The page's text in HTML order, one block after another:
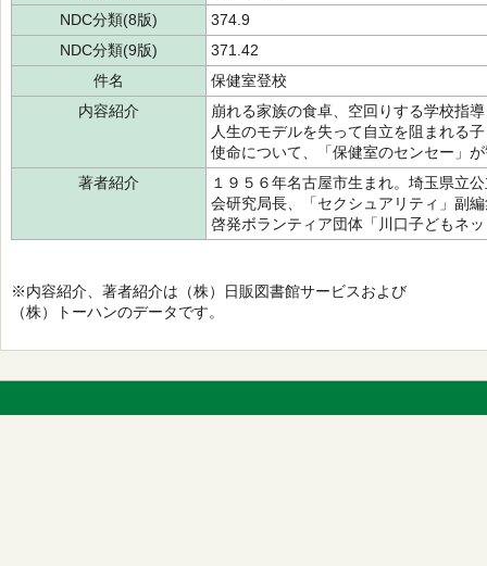
NDC分類(8版)
374.9
NDC分類(9版)
371.42
件名
保健室登校
内容紹介
崩れる家族の食卓、空回りする学校指
人生のモデルを失って自立を阻まれる
使命について、「保健室のセンセー」
著者紹介
１９５６年名古屋市生まれ。埼玉県立
会研究局長、「セクシュアリティ」副
啓発ボランティア団体「川口子どもネ
※内容紹介、著者紹介は（株）日販図書館サービスおよび
（株）トーハンのデータです。